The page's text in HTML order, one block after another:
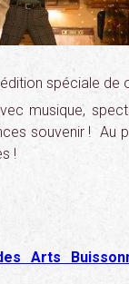
spéciale de
musique,
souvenir ! Au
!
Arts